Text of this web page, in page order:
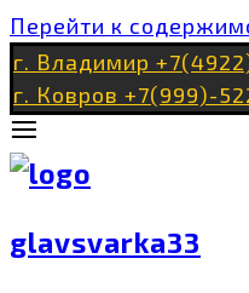
Перейти к
г. Владимир
г. Ковров +7(999)-
glavsvarka33